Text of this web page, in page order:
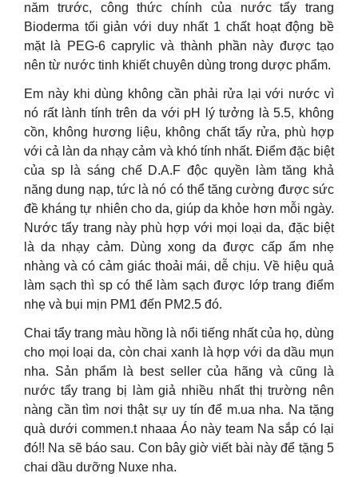
năm trước, công thức chính của nước tẩy trang
Bioderma tối giản với duy nhất 1 chất hoạt động bề
mặt là PEG-6 caprylic và thành phần này được tạo
nên từ nước tinh khiết chuyên dùng trong dược phẩm.
Em này khi dùng không cần phải rửa lại với nước vì
nó rất lành tính trên da với pH lý tưởng là 5.5, không
cồn, không hương liệu, không chất tẩy rửa, phù hợp
với cả làn da nhạy cảm và khó tính nhất. Điểm đặc biệt
của sp là sáng chế D.A.F độc quyền làm tăng khả
năng dung nạp, tức là nó có thể tăng cường được sức
đề kháng tự nhiên cho da, giúp da khỏe hơn mỗi ngày.
Nước tẩy trang này phù hợp với mọi loại da, đặc biệt
là da nhạy cảm. Dùng xong da được cấp ẩm nhẹ
nhàng và có cảm giác thoải mái, dễ chịu. Về hiệu quả
làm sạch thì sp có thể làm sạch được lớp trang điểm
nhẹ và bụi mịn PM1 đến PM2.5 đó.
Chai tẩy trang màu hồng là nổi tiếng nhất của họ, dùng
cho mọi loại da, còn chai xanh là hợp với da dầu mụn
nha. Sản phẩm là best seller của hãng và cũng là
nước tẩy trang bị làm giả nhiều nhất thị trường nên
nàng cần tìm nơi thật sự uy tín để m.ua nha. Na tặng
quà dưới commen.t nhaaa Áo này team Na sắp có lại
đó!! Na sẽ báo sau. Con bây giờ viết bài này để tặng 5
chai dầu dưỡng Nuxe nha.